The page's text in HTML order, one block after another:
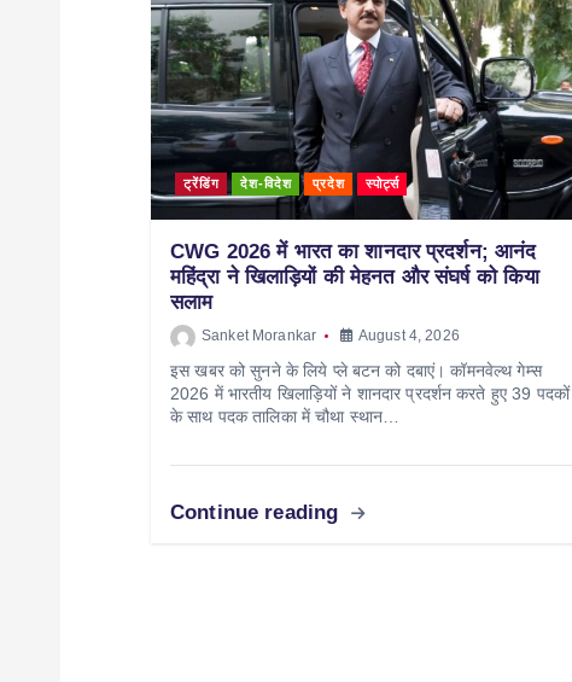
ट्रेंडिंग देश-विदेश प्रदेश स्पोर्ट्स
CWG 2026 में भारत का शानदार प्रदर्शन; आनंद
महिंद्रा ने खिलाड़ियों की मेहनत और संघर्ष को किया
सलाम
Sanket Morankar August 4, 2026
इस खबर को सुनने के लिये प्ले बटन को दबाएं। कॉमनवेल्थ गेम्स
2026 में भारतीय खिलाड़ियों ने शानदार प्रदर्शन करते हुए 39 पदकों
के साथ पदक तालिका में चौथा स्थान…
Continue reading